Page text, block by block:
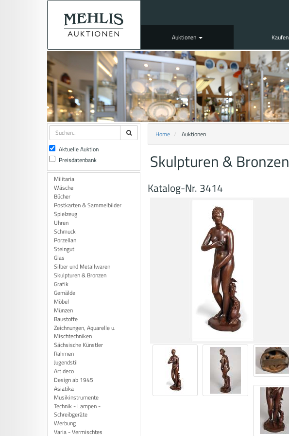
Auktionen Kaufen
Aktuelle Auktion
Preisdatenbank
Militaria
Wäsche
Bücher
Postkarten & Sammelbilder
Spielzeug
Uhren
Schmuck
Porzellan
Steingut
Glas
Silber und Metallwaren
Skulpturen & Bronzen
Grafik
Gemälde
Möbel
Münzen
Baustoffe
Zeichnungen, Aquarelle u.
Mischtechniken
Sächsische Künstler
Rahmen
Jugendstil
Art deco
Design ab 1945
Asiatika
Musikinstrumente
Technik - Lampen -
Schreibgeräte
Werbung
Varia - Vermischtes
Home Auktionen
Skulpturen & Bronzen
Katalog-Nr. 3414